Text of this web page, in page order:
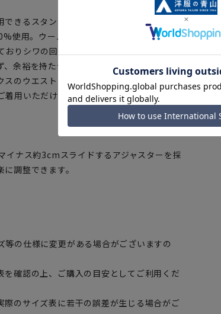
きるスタンダードフォーマルです。
使用。ウールの特徴である吸湿性と放湿性
りシワの回復力も早く、蒸気をあてること
余裕を持たせたシルエットになっており、
のウエストにはアジャスターを施し、多少
着用いただけます。
イナス約3cmスライドするアジャスターを採
調整できます。
の仕様に変更がある場合がございますの
確認の上、ご購入の目安としてご利用くだ
のサイズ表に若干の誤差が生じる場合がご